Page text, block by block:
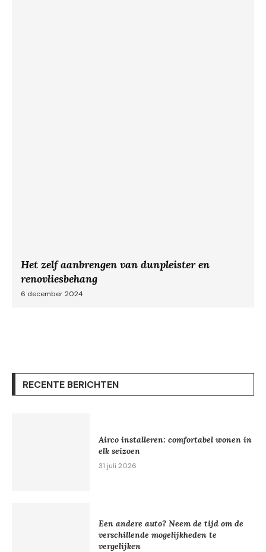
Het zelf aanbrengen van dunpleister en
renovliesbehang
6 december 2024
RECENTE BERICHTEN
Airco installeren: comfortabel wonen in
elk seizoen
31 juli 2026
Een andere auto? Neem de tijd om de
verschillende mogelijkheden te
vergelijken